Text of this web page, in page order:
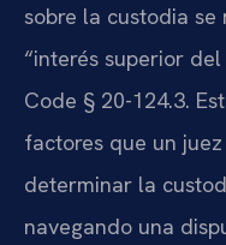
sobre la custodia
“interés superior
Code § 20-124.3.
factores que un
determinar la
navegando una